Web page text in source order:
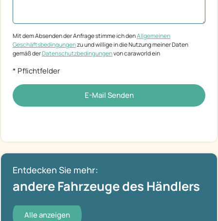
Mit dem Absenden der Anfrage stimme ich denAllgemeinen
Geschäftsbedingungenzu und willige in die Nutzung meiner Daten
gemäß derDatenschutzbedingungenvon caraworld ein
* Pflichtfelder
E-Mail Senden
Entdecken Sie mehr:
andere Fahrzeuge des Händlers
Alle anzeigen